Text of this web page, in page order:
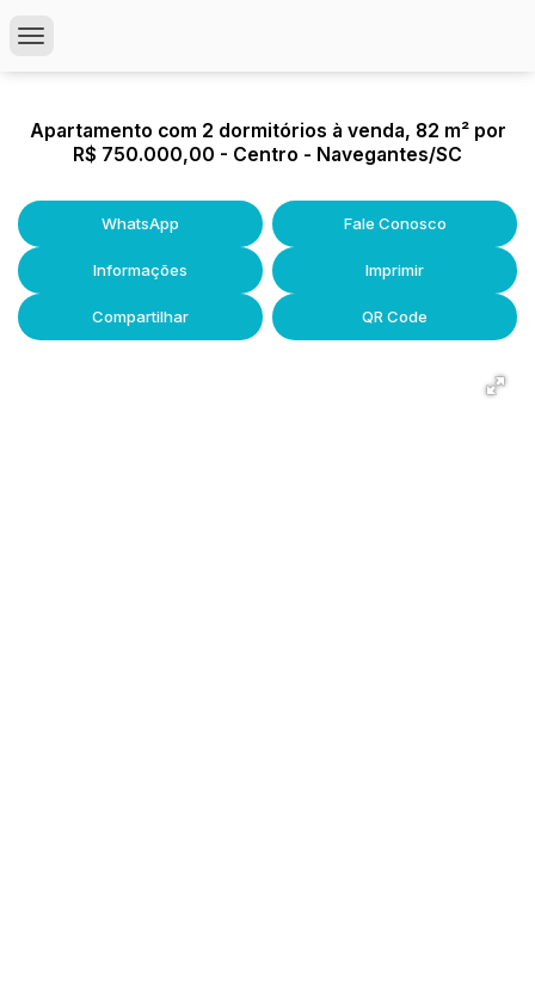
Apartamento com 2 dormitórios à venda, 82 m² por
R$ 750.000,00 - Centro - Navegantes/SC
WhatsApp Fale Conosco
Informações Imprimir
Compartilhar QR Code